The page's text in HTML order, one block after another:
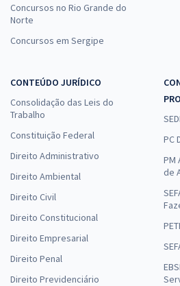
Concursos no Rio Grande do
Norte
Concursos em Sergipe
CONTEÚDO JURÍDICO
Consolidação das Leis do
Trabalho
Constituição Federal
Direito Administrativo
Direito Ambiental
Direito Civil
Direito Constitucional
Direito Empresarial
Direito Penal
Direito Previdenciário
PC
PM
de